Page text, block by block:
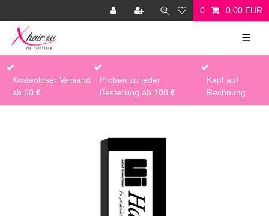
0 0,00 EUR
☰
Kostenloser Versand
ab 60 €
Proben zu jeder
Bestellung ab 100 €
Kauf auf
Rechnung